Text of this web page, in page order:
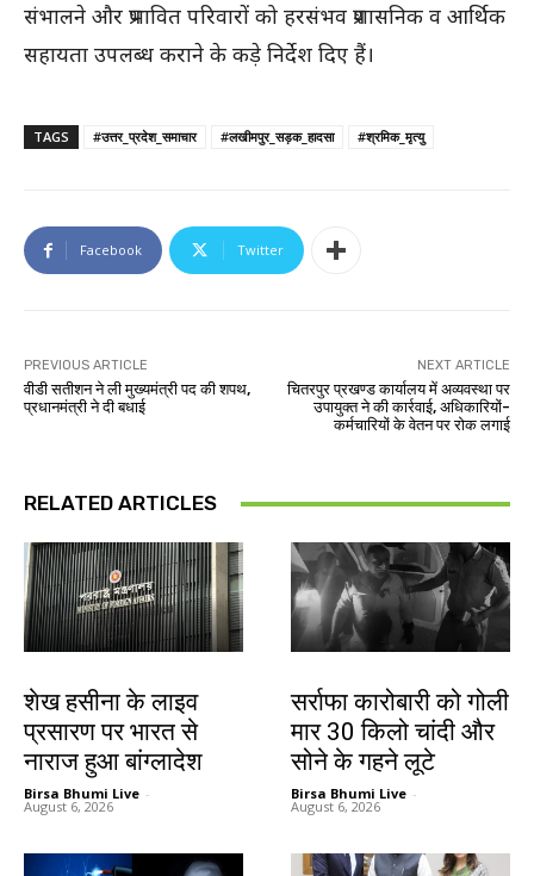
संभालने और प्रभावित परिवारों को हरसंभव प्रशासनिक व आर्थिक
सहायता उपलब्ध कराने के कड़े निर्देश दिए हैं।
TAGS #उत्तर_प्रदेश_समाचार #लखीमपुर_सड़क_हादसा #श्रमिक_मृत्यु
Facebook Twitter
PREVIOUS ARTICLE
वीडी सतीशन ने ली मुख्यमंत्री पद की शपथ,
प्रधानमंत्री ने दी बधाई
NEXT ARTICLE
चितरपुर प्रखण्ड कार्यालय में अव्यवस्था पर
उपायुक्त ने की कार्रवाई, अधिकारियों-
कर्मचारियों के वेतन पर रोक लगाई
RELATED ARTICLES
शेख हसीना के लाइव
प्रसारण पर भारत से
नाराज हुआ बांग्लादेश
Birsa Bhumi Live -
August 6, 2026
सर्राफा कारोबारी को गोली
मार 30 किलो चांदी और
सोने के गहने लूटे
Birsa Bhumi Live -
August 6, 2026